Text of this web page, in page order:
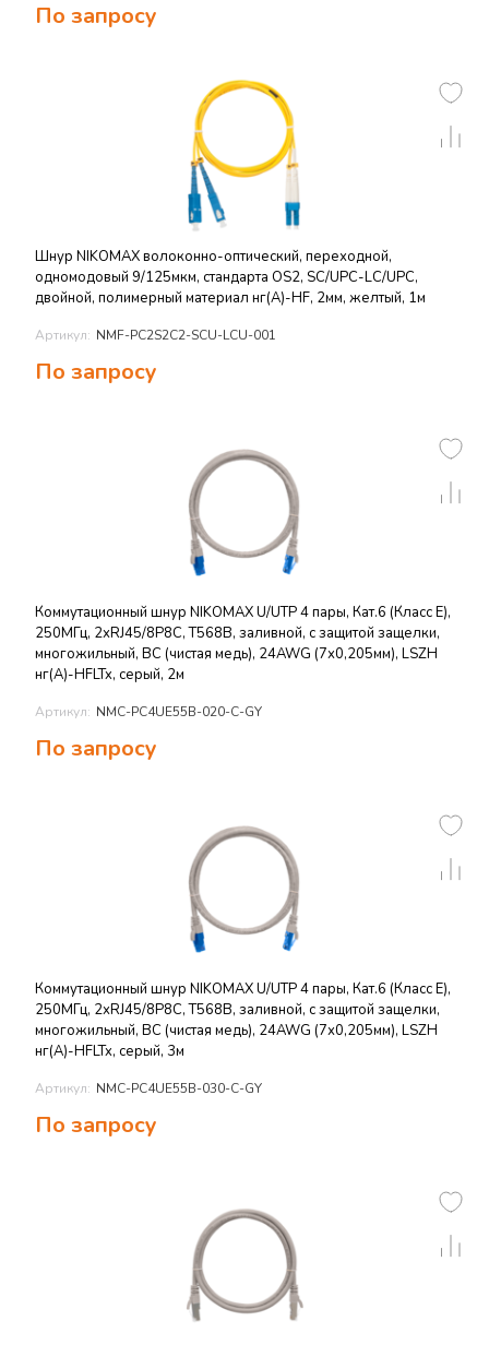
По запросу
Шнур NIKOMAX волоконно-оптический, переходной,
одномодовый 9/125мкм, стандарта OS2, SC/UPC-LC/UPC,
двойной, полимерный материал нг(A)-HF, 2мм, желтый, 1м
Артикул: NMF-PC2S2C2-SCU-LCU-001
По запросу
Коммутационный шнур NIKOMAX U/UTP 4 пары, Кат.6 (Класс E),
250МГц, 2хRJ45/8P8C, T568B, заливной, с защитой защелки,
многожильный, BC (чистая медь), 24AWG (7х0,205мм), LSZH
нг(А)-HFLTx, серый, 2м
Артикул: NMC-PC4UE55B-020-C-GY
По запросу
Коммутационный шнур NIKOMAX U/UTP 4 пары, Кат.6 (Класс E),
250МГц, 2хRJ45/8P8C, T568B, заливной, с защитой защелки,
многожильный, BC (чистая медь), 24AWG (7х0,205мм), LSZH
нг(А)-HFLTx, серый, 3м
Артикул: NMC-PC4UE55B-030-C-GY
По запросу